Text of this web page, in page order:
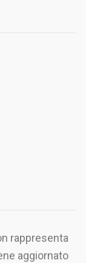
rappresenta
aggiornato